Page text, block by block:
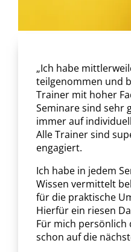
„Ich habe
teilgenommen und
Trainer mit hoher
Seminare sind sehr
immer auf
Alle Trainer sind
engagiert.
Ich habe in jedem
Wissen vermittelt
für die praktische
Hierfür ein riesen
Für mich persönlich
schon auf die